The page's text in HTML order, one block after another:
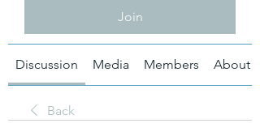
Join
Discussion Media Members About
Back